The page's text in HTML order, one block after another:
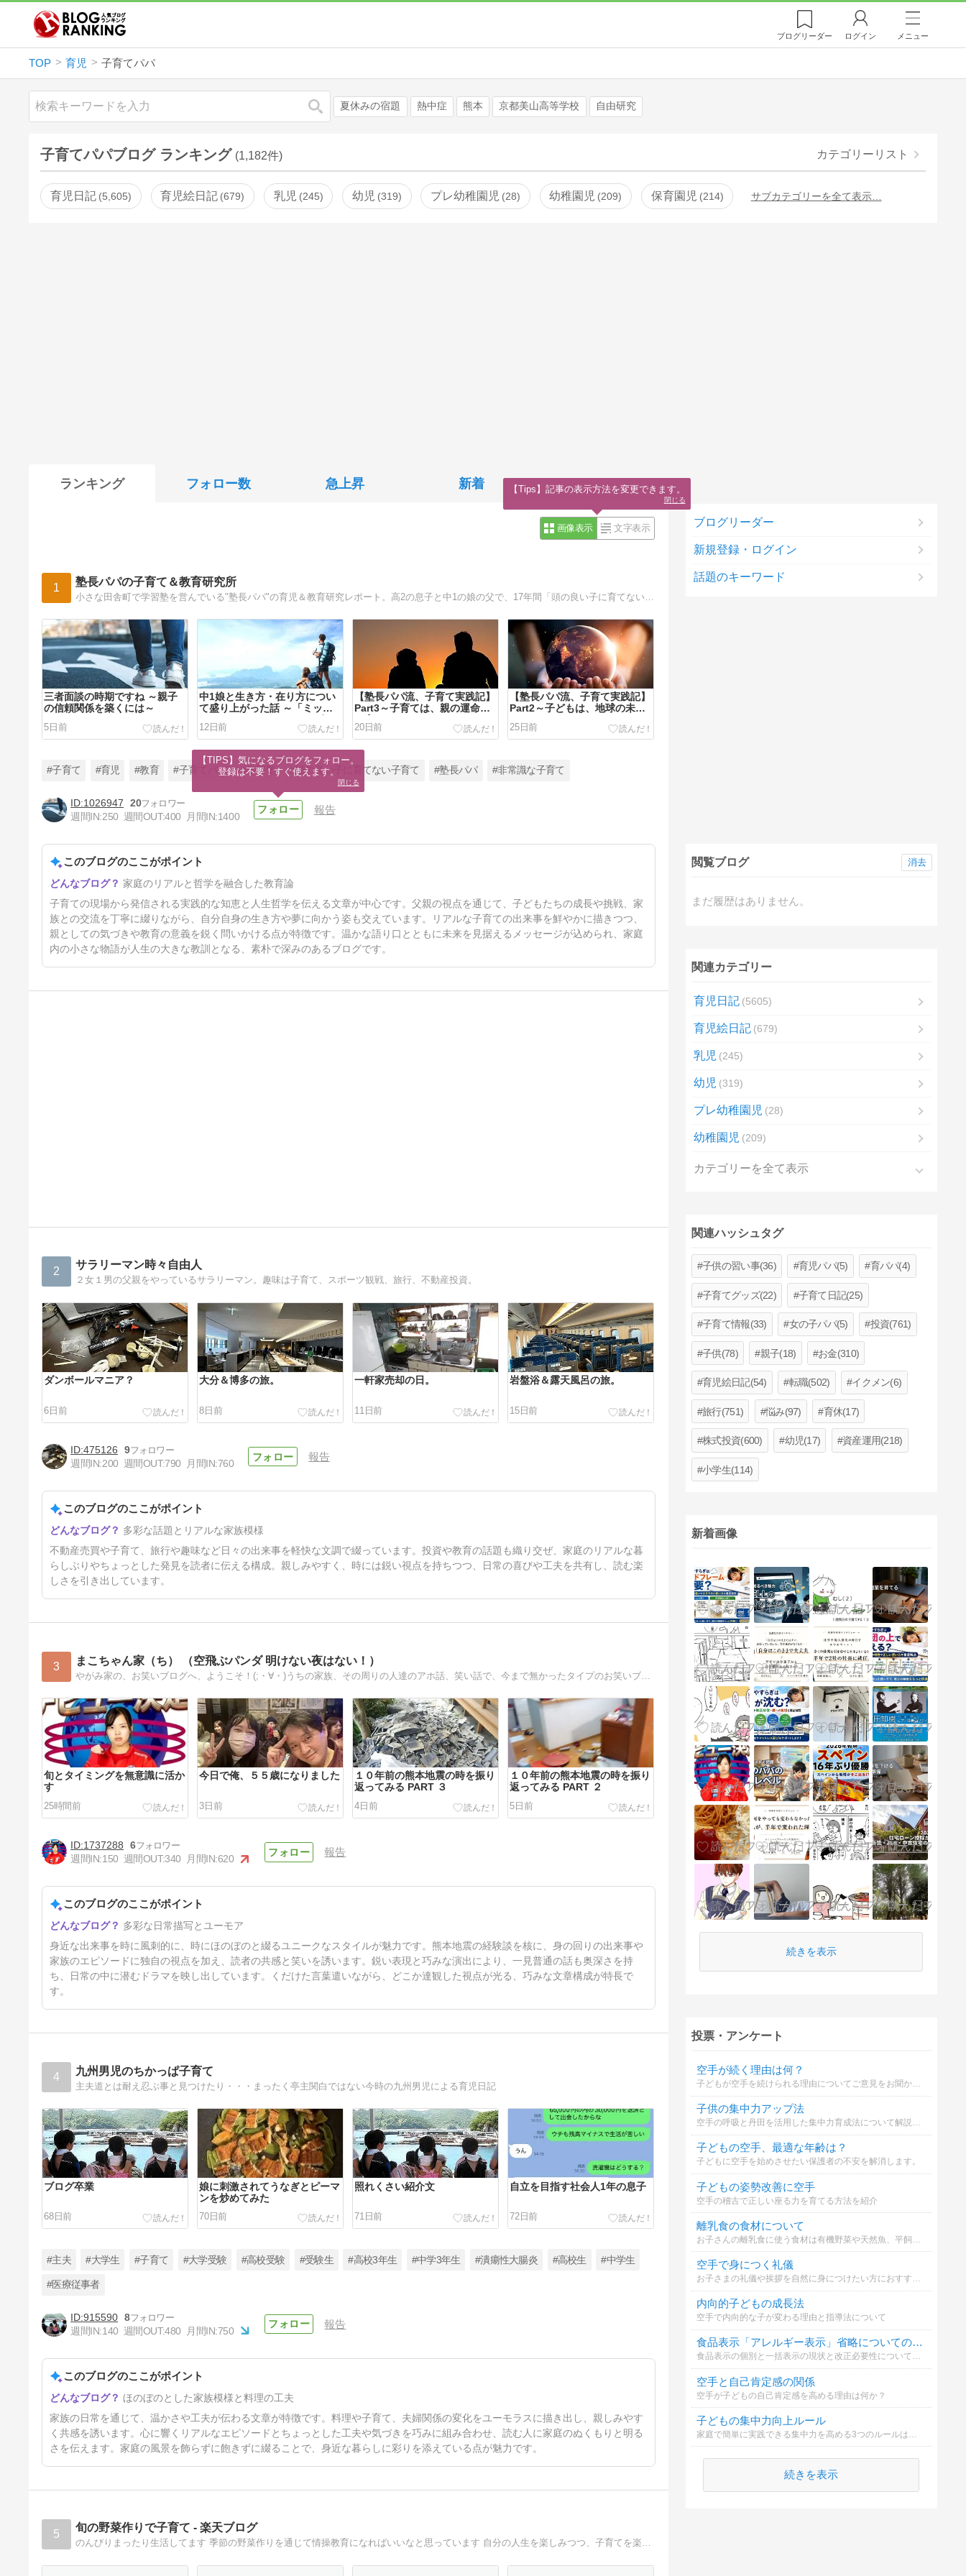
ブログリーダー ログイン メニュー
TOP 育児 子育てパパ
検索 夏休みの宿題 熱中症 熊本 京都美山高等学校 自由研究
子育てパパブログ ランキング (1,182件) カテゴリーリスト
育児日記 5,605 育児絵日記 679 乳児 245 幼児 319 プレ幼稚園児 28 幼稚園児 209 保育園児 214 サブカテゴリーを全て表示…
ランキング フォロー数 急上昇 新着
画像表示 文字表示
1 塾長パパの子育て＆教育研究所
三者面談の時期ですね ～親子
の信頼関係を築くには～
5日前
中1娘と生き方・在り方につい
て盛り上がった話 ～「ミッシ
ョンステートメント」って何？
～
12日前
【塾長パパ流、子育て実践記】
Part3～子育ては、親の運命を
も変える～
20日前
【塾長パパ流、子育て実践記】
Part2～子どもは、地球の未来
そのもの～
25日前
近の我が家、悩める「息子」編
～
25日前
#子育て #育児 #教育 #子育てパパ #学習塾 #頭の良い子に育てない子育て #塾長パパ #非常識な子育て
1026947
20
週間IN:250 週間OUT:400 月間IN:1400
報告
このブログのここがポイント
家庭のリアルと哲学を融合した教育論
子育ての現場から発信される実践的な知恵と人生哲学を伝える文章が中心です。父親の視点を通じて、子どもたちの成長や挑戦、家
族との交流を丁寧に綴りながら、自分自身の生き方や夢に向かう姿も交えています。リアルな子育ての出来事を鮮やかに描きつつ、
親としての気づきや教育の意義を鋭く問いかける点が特徴です。温かな語り口とともに未来を見据えるメッセージが込められ、家庭
内の小さな物語が人生の大きな教訓となる、素朴で深みのあるブログです。
2 サラリーマン時々自由人
２女１男の父親をやっているサラリーマン。趣味は子育て、スポーツ観戦、旅行、不動産投資。
ダンボールマニア？
6日前
大分＆博多の旅。
8日前
一軒家売却の日。
11日前
岩盤浴＆露天風呂の旅。
15日前
献血マニア。
18日前
475126
9
週間IN:200 週間OUT:790 月間IN:760
報告
このブログのここがポイント
多彩な話題とリアルな家族模様
不動産売買や子育て、旅行や趣味など日々の出来事を軽快な文調で綴っています。投資や教育の話題も織り交ぜ、家庭のリアルな暮
らしぶりやちょっとした発見を読者に伝える構成。親しみやすく、時には鋭い視点を持ちつつ、日常の喜びや工夫を共有し、読む楽
しさを引き出しています。
3 まこちゃん家（ち） （空飛ぶパンダ 明けない夜はない！）
旬とタイミングを無意識に活か
す
25時間前
今日で俺、５５歳になりました
3日前
１０年前の熊本地震の時を振り
返ってみる PART ３
4日前
１０年前の熊本地震の時を振り
返ってみる PART ２
5日前
１０年前の熊本地震の時を振り
返ってみる PART １
6日前
1737288
6
週間IN:150 週間OUT:340 月間IN:620
報告
このブログのここがポイント
多彩な日常描写とユーモア
身近な出来事を時に風刺的に、時にほのぼのと綴るユニークなスタイルが魅力です。熊本地震の経験談を核に、身の回りの出来事や
家族のエピソードに独自の視点を加え、読者の共感と笑いを誘います。鋭い表現と巧みな演出により、一見普通の話も奥深さを持
ち、日常の中に潜むドラマを映し出しています。くだけた言葉遣いながら、どこか達観した視点が光る、巧みな文章構成が特長で
す。
4 九州男児のちかっぱ子育て
主夫道とは耐え忍ぶ事と見つけたり・・・まったく亭主関白ではない今時の九州男児による育児日記
ブログ卒業
68日前
娘に刺激されてうなぎとピーマ
ンを炒めてみた
70日前
照れくさい紹介文
71日前
自立を目指す社会人1年の息子
72日前
料理のレパートリーが増え続け
る大１娘
#主夫 #大学生 #子育て #大学受験 #高校受験 #受験生 #高校3年生 #中学3年生 #潰瘍性大腸炎 #高校生 #中学生
#医療従事者
915590 8
週間IN:140 週間OUT:480 月間IN:750
報告
このブログのここがポイント
ほのぼのとした家族模様と料理の工夫
家族の日常を通じて、温かさや工夫が伝わる文章が特徴です。料理や子育て、夫婦関係の変化をユーモラスに描き出し、親しみやす
く共感を誘います。心に響くリアルなエピソードとちょっとした工夫や気づきを巧みに組み合わせ、読む人に家庭のぬくもりと明る
さを伝えます。家庭の風景を飾らずに飽きずに綴ることで、身近な暮らしに彩りを添えている点が魅力です。
5 旬の野菜作りで子育て - 楽天ブログ
のんびりまったり生活してます 季節の野菜作りを通じて情操教育になればいいなと思っています 自分の人生を楽しみつつ、子育てを楽しんでます 人生は暇つぶし
ブログリーダー
新規登録・ログイン
話題のキーワード
閲覧ブログ
まだ履歴はありません。
消去
関連カテゴリー
育児日記 5605
育児絵日記 679
乳児 245
幼児 319
プレ幼稚園児 28
幼稚園児 209
カテゴリーを全て表示
関連ハッシュタグ
子供の習い事(36) 育児パパ(5) 育パパ(4)
子育てグッズ(22) 子育て日記(25)
子育て情報(33) 女の子パパ(5) 投資(761)
子供(78) 親子(18) お金(310)
育児絵日記(54) 転職(502) イクメン(6)
旅行(751) 悩み(97) 育休(17)
株式投資(600) 幼児(17) 資産運用(218)
小学生(114)
新着画像
続きを表示
投票・アンケート
空手が続く理由は何？
子どもが空手を続けられる理由についてご意見をお聞かせください。
子供の集中力アップ法
空手の呼吸と丹田を活用した集中力育成法について解説します。
子どもの空手、最適な年齢は？
子どもに空手を始めさせたい保護者の不安を解消します。
子どもの姿勢改善に空手
空手の稽古で正しい座る力を育てる方法を紹介
離乳食の食材について
空手で身につく礼儀
お子さまの礼儀や挨拶を自然に身につけたい方におすすめ。
内向的子どもの成長法
空手で内向的な子が変わる理由と指導法について
食品表示「アレルギー表示」省略についての意見
食品表示の個別と一括表示の現状と改正必要性についてどう思いますか
空手と自己肯定感の関係
空手が子どもの自己肯定感を高める理由は何か？
子どもの集中力向上ルール
続きを表示
【TIPS】気になるブログをフォロー。
登録は不要！すぐ使えます。
閉じる
【Tips】記事の表示方法を変更できます。
閉じる